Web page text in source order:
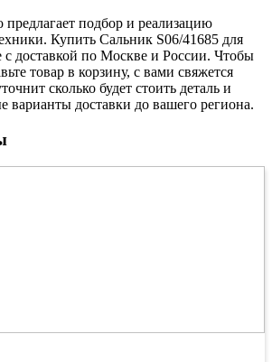
подбор и реализацию
Купить Сальник S06/41685 для
доставкой по Москве и России. Чтобы
товар в корзину, с вами свяжется
сколько будет стоить деталь и
варианты доставки до вашего региона.